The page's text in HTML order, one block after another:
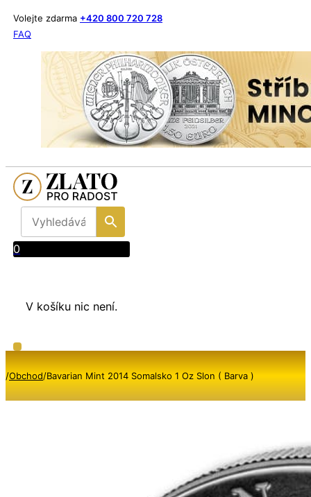
Volejte zdarma +420 800 720 728
FAQ
0
V košíku nic není.
/Obchod/Bavarian Mint 2014 Somalsko 1 Oz Slon ( Barva )